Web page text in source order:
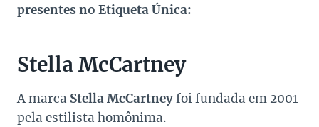
presentes no Etiqueta Única:
Stella McCartney
A marca Stella McCartneyfoi fundada em 2001
pela estilista homônima.